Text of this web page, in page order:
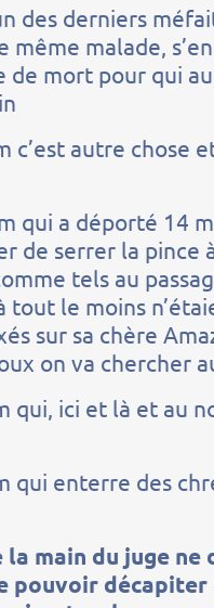
des derniers
même malade,
de mort pour qui
c’est autre
qui a déporté 14
de serrer la pince
tels au
tout le moins
sur sa chère
on va chercher
qui, ici et là et au
qui enterre des
la main du juge
pouvoir